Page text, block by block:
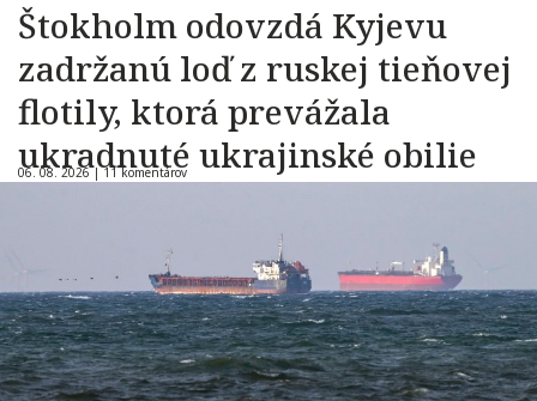
Štokholm odovzdá Kyjevu
zadržanú loď z ruskej tieňovej
flotily, ktorá prevážala
ukradnuté ukrajinské obilie
06. 08. 2026 |11 komentárov